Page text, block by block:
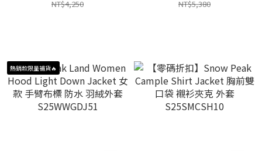
S25WMGDV60
NT$4,250
S25ZMLSH54
NT$5,380
熱銷款限量補貨🔥